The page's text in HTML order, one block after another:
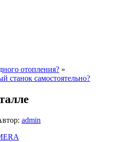
отопления? »
станок самостоятельно?
admin